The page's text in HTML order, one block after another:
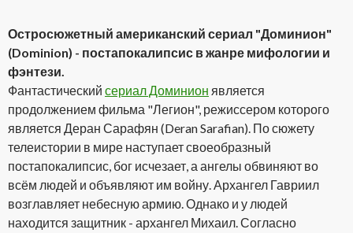
Остросюжетный американский сериал "Доминион"
(Dominion) - постапокалипсис в жанре мифологии и
фэнтези.
Фантастический сериал Доминион является
продолжением фильма "Легион", режиссером которого
является Деран Сарафян (Deran Sarafian). По сюжету
телеистории в мире наступает своеобразный
постапокалипсис, бог исчезает, а ангелы обвиняют во
всём людей и объявляют им войну. Архангел Гавриил
возглавляет небесную армию. Однако и у людей
находится защитник - архангел Михаил. Согласно